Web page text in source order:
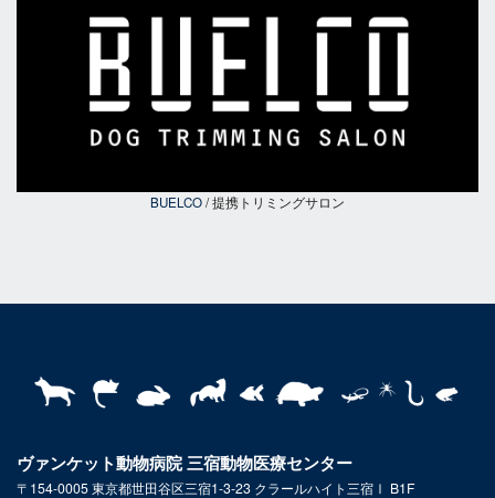
BUELCO/ 提携トリミングサロン
ヴァンケット動物病院 三宿動物医療センター
〒154-0005 東京都世田谷区三宿1-3-23 クラールハイト三宿Ⅰ B1F